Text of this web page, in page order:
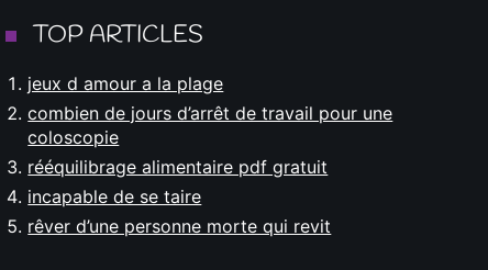
TOP ARTICLES
jeux d amour a la plage
combien de jours d’arrêt de travail pour une
coloscopie
rééquilibrage alimentaire pdf gratuit
incapable de se taire
rêver d’une personne morte qui revit